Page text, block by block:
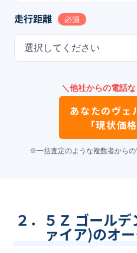
走行距離 必須
選択してください
＼他社からの電話
あなたのヴェ
「現状価
※一括査定のような複数者から
２．５Ｚ ゴール
ァイア)のオ